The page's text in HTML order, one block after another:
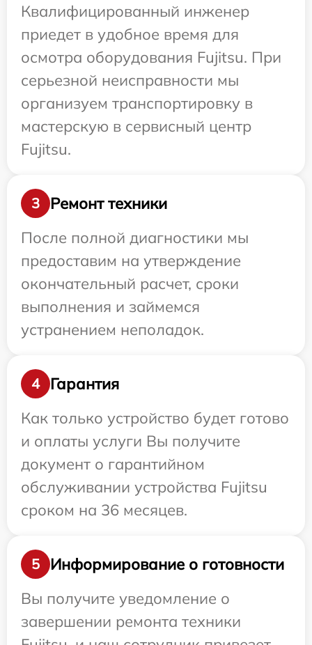
Квалифицированный инженер
приедет в удобное время для
осмотра оборудования Fujitsu. При
серьезной неисправности мы
организуем транспортировку в
мастерскую в сервисный центр
Fujitsu.
3
Ремонт техники
После полной диагностики мы
предоставим на утверждение
окончательный расчет, сроки
выполнения и займемся
устранением неполадок.
4
Гарантия
Как только устройство будет готово
и оплаты услуги Вы получите
документ о гарантийном
обслуживании устройства Fujitsu
сроком на 36 месяцев.
5
Информирование о готовности
Вы получите уведомление о
завершении ремонта техники